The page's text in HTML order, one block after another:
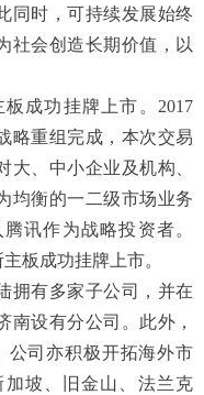
同时，可持续发展始终
社会创造长期价值，以
成功挂牌上市。2017
略重组完成，本次交易
、中小企业及机构、
均衡的一二级市场业务
讯作为战略投资者。
板成功挂牌上市。
拥有多家子公司，并在
南设有分公司。此外，
公司亦积极开拓海外市
坡、旧金山、法兰克